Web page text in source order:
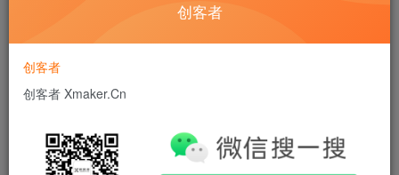
I am ordinary yet unique.
我很平凡，但我独一无二
功能很简单
1、选择文件夹，将文件夹里的webp批量转为png
创客者
创客者
创客者 Xmaker.Cn